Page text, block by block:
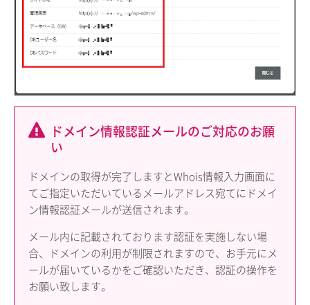
ドメイン情報認証メールのご対応のお願
い
ドメインの取得が完了しますとWhois情報入力画面に
てご指定いただいているメールアドレス宛てにドメイ
ン情報認証メールが送信されます。
メール内に記載されております認証を実施しない場
合、ドメインの利用が制限されますので、お手元にメ
ールが届いているかをご確認いただき、認証の操作を
お願い致します。